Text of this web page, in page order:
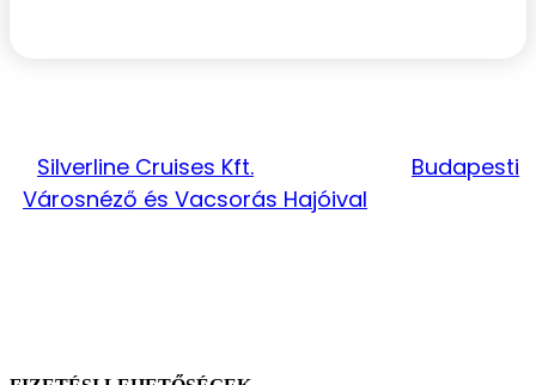
Silverline Cruises Kft.
Budapesti
Városnéző és Vacsorás Hajóival